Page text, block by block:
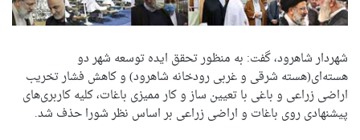
شهردار شاهرود، گفت: به منظور تحقق ایده توسعه شهر دو
هسته‌ای(هسته شرقی و غربی رودخانه‌ شاهرود) و کاهش فشار تخریب
اراضی زراعی و باغی با تعیین ساز و کار ممیزی باغات، ‌کلیه کاربری‌های
پیشنهادی روی باغات و اراضی زراعی بر اساس نظر شورا حذف شد.